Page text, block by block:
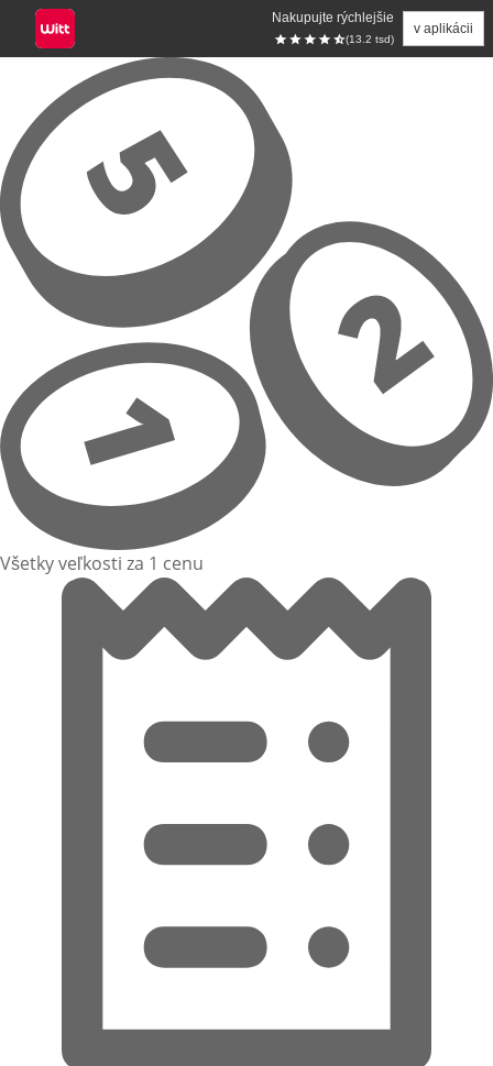
Nakupujte rýchlejšie
(13.2 tsd)
v aplikácii
Prejsť na hlavný obsah
Všetky veľkosti za 1 cenu